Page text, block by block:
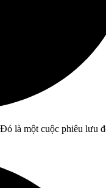
là một cuộc phiêu lưu